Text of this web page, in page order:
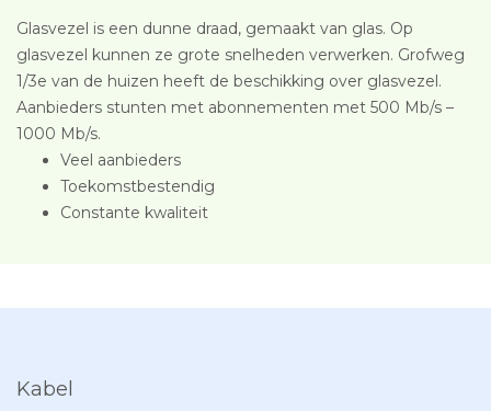
Glasvezel is een dunne draad, gemaakt van glas. Op
glasvezel kunnen ze grote snelheden verwerken. Grofweg
1/3e van de huizen heeft de beschikking over glasvezel.
Aanbieders stunten met abonnementen met 500 Mb/s –
1000 Mb/s.
Veel aanbieders
Toekomstbestendig
Constante kwaliteit
Kabel